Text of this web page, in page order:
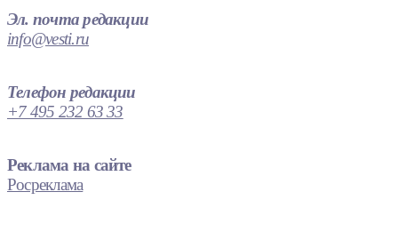
Эл. почта редакции
info@vesti.ru
Телефон редакции
+7 495 232 63 33
Реклама на сайте
Росреклама